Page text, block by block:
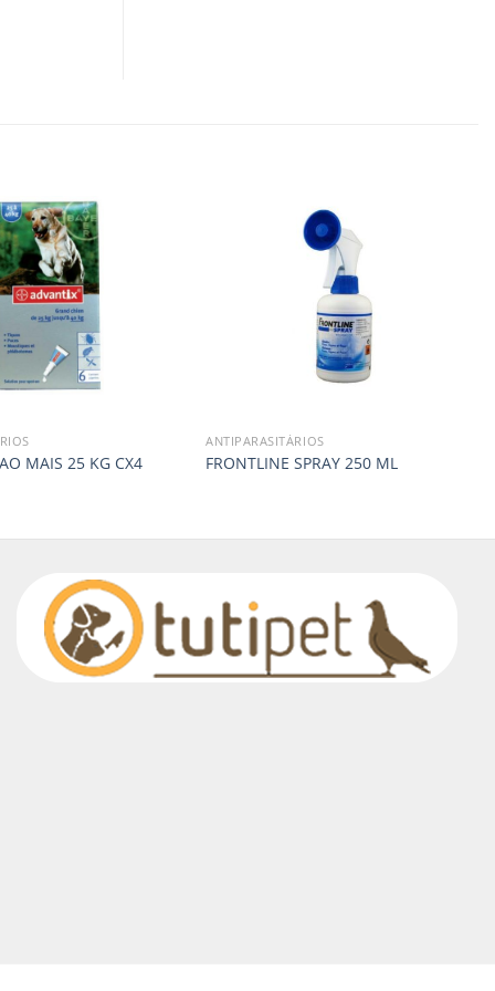
MAIS 25 KG CX4
ANTIPARASITÁRIOS
FRONTLINE SPRAY 250 ML